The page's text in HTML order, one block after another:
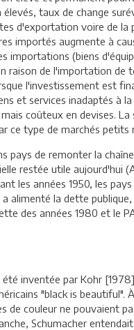
taux de change
d'exportation voire de la
importés augmente à
importations (biens
raison de l'importation de
l'investissement est
et services inadaptés à
coûteux en devises. La
ce type de marchés petits
pays de remonter la
restée utile aujourd'hui
les années 1950, les
alimenté la dette
des années 1980 et le
inventée par Kohr
"black is beautiful".
de couleur ne pouvaient
Schumacher